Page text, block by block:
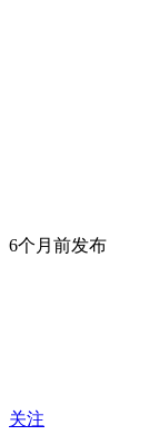
6个月前发布
关注